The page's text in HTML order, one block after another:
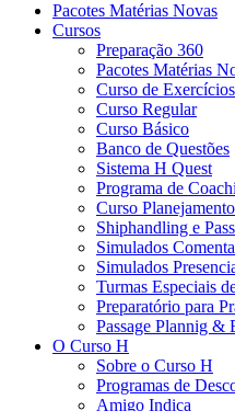
Pacotes Matérias Novas
Cursos
Preparação 360
Pacotes Matérias
Curso de
Curso Regular
Curso Básico
Banco de Questões
Sistema H Quest
Programa de
Curso
Shiphandling e
Simulados
Simulados
Turmas Especiais
Preparatório para
Passage Plannig &
O Curso H
Sobre o Curso H
Programas de
Amigo Indica